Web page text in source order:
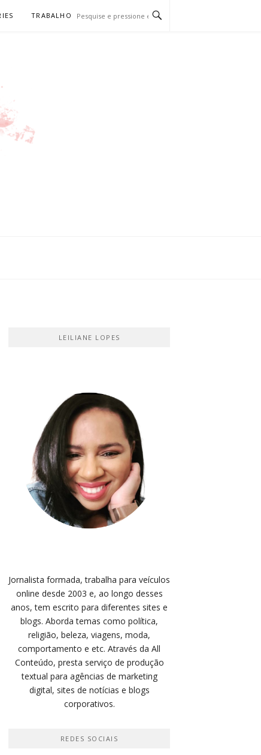
TRABALHO
LEILIANE LOPES
Jornalista formada, trabalha para veículos
online desde 2003 e, ao longo desses
anos, tem escrito para diferentes sites e
blogs. Aborda temas como política,
religião, beleza, viagens, moda,
comportamento e etc. Através da All
Conteúdo, presta serviço de produção
textual para agências de marketing
digital, sites de notícias e blogs
corporativos.
REDES SOCIAIS